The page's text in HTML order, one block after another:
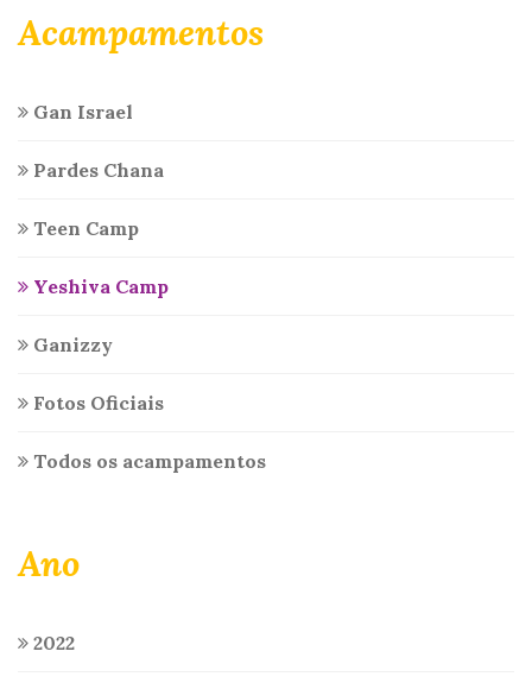
Acampamentos
Gan Israel
Pardes Chana
Teen Camp
Yeshiva Camp
Ganizzy
Fotos Oficiais
Todos os acampamentos
Ano
2022